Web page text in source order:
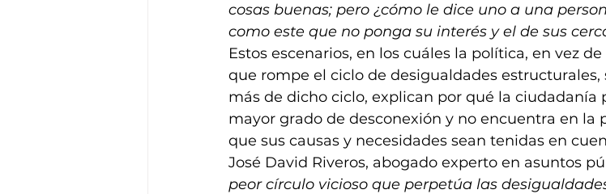
cosas buenas; pero ¿cómo le dice uno a una
como este que no ponga su interés y el de sus
Estos escenarios, en los cuáles la política, en vez
que rompe el ciclo de desigualdades estructurales,
más de dicho ciclo, explican por qué la ciudadanía
mayor grado de desconexión y no encuentra en la
que sus causas y necesidades sean tenidas en
José David Riveros, abogado experto en asuntos
peor círculo vicioso que perpetúa las